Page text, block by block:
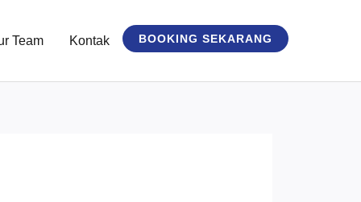
Team Kontak BOOKING SEKARANG